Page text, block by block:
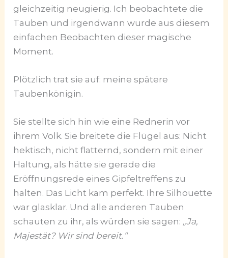
gleichzeitig neugierig. Ich beobachtete die
Tauben und irgendwann wurde aus diesem
einfachen Beobachten dieser magische
Moment.
Plötzlich trat sie auf: meine spätere
Taubenkönigin.
Sie stellte sich hin wie eine Rednerin vor
ihrem Volk. Sie breitete die Flügel aus: Nicht
hektisch, nicht flatternd, sondern mit einer
Haltung, als hätte sie gerade die
Eröffnungsrede eines Gipfeltreffens zu
halten. Das Licht kam perfekt. Ihre Silhouette
war glasklar. Und alle anderen Tauben
schauten zu ihr, als würden sie sagen: „Ja,
Majestät? Wir sind bereit.“